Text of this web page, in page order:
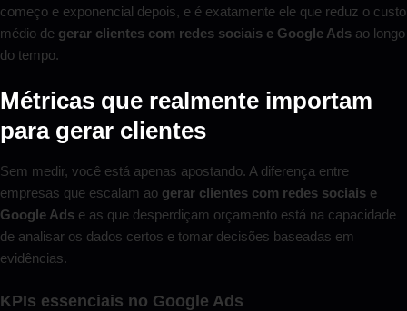
começo e exponencial depois, e é exatamente ele que reduz o custo
médio de gerar clientes com redes sociais e Google Ads ao longo
do tempo.
Métricas que realmente importam
para gerar clientes
Sem medir, você está apenas apostando. A diferença entre
empresas que escalam ao gerar clientes com redes sociais e
Google Ads e as que desperdiçam orçamento está na capacidade
de analisar os dados certos e tomar decisões baseadas em
evidências.
KPIs essenciais no Google Ads